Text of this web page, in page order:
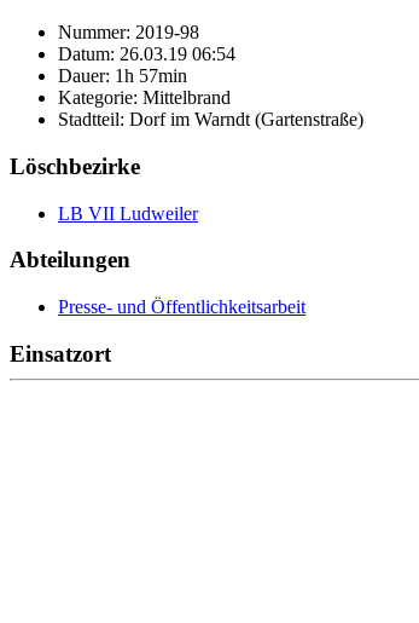
Nummer: 2019-98
Datum: 26.03.19 06:54
Dauer: 1h 57min
Kategorie: Mittelbrand
Stadtteil: Dorf im Warndt (Gartenstraße)
Löschbezirke
LB VII Ludweiler
Abteilungen
Presse- und Öffentlichkeitsarbeit
Einsatzort